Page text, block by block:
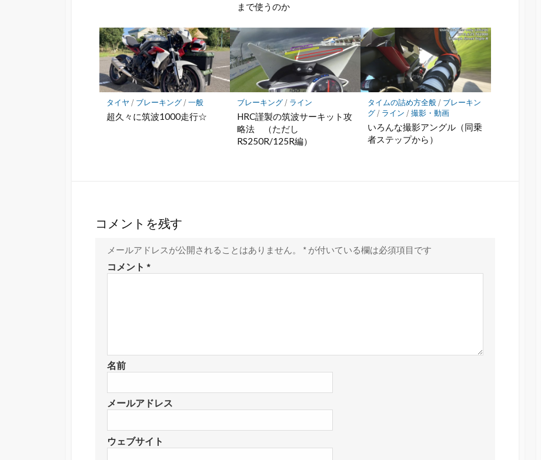
まで使うのか
タイヤ / ブレーキング/一般
超久々に筑波1000走行☆
ブレーキング/ ライン
HRC謹製の筑波サーキット攻
略法 （ただし
RS250R/125R編）
タイムの詰め方全般/ ブレーキン
グ/ ライン /撮影・動画
いろんな撮影アングル（同乗
者ステップから）
コメントを残す
メールアドレスが公開されることはありません。 * が付いている欄は必須項目です
コメント *
名前
メールアドレス
ウェブサイト